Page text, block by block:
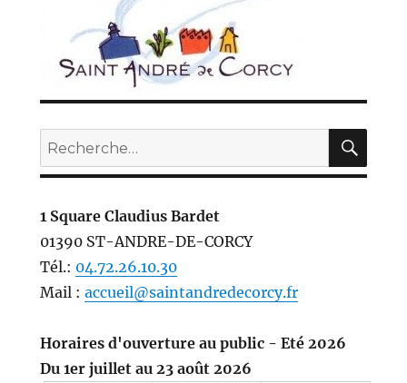
Recherche
pour :
1 Square Claudius Bardet
01390 ST-ANDRE-DE-CORCY
Tél.: 04.72.26.10.30
Mail : accueil@saintandredecorcy.fr
Horaires d'ouverture au public - Eté 2026
Du 1er juillet au 23 août 2026